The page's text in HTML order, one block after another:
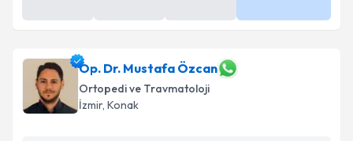
Op. Dr. Mustafa Özcan
Ortopedi ve Travmatoloji
İzmir, Konak